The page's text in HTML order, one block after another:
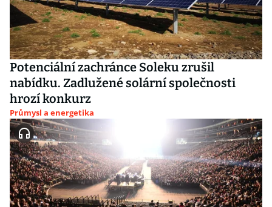
Potenciální zachránce Soleku zrušil
nabídku. Zadlužené solární společnosti
hrozí konkurz
Průmysl a energetika